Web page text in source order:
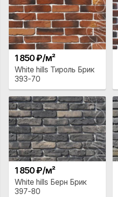
1 850 ₽/м²
White hills Тироль Брик
393-70
1 850 ₽/м²
White hills Берн Брик
397-80